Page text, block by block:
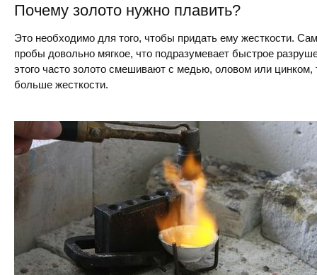
Почему золото нужно плавить?
Это необходимо для того, чтобы придать ему жесткости.
пробы довольно мягкое, что подразумевает быстрое
этого часто золото смешивают с медью, оловом или
больше жесткости.